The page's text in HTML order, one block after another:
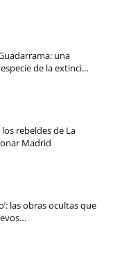
una
de la extinci…
rebeldes de La
Madrid
las obras ocultas que